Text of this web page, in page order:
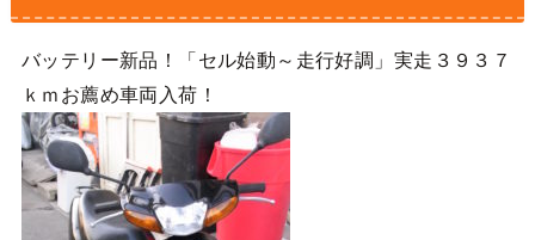
バッテリー新品！「セル始動～走行好調」実走３９３７
ｋｍお薦め車両入荷！